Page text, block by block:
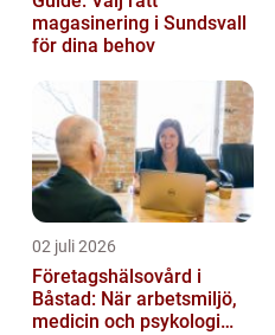
magasinering i Sundsvall
för dina behov
02 juli 2026
Företagshälsovård i
Båstad: När arbetsmiljö,
medicin och psykologi